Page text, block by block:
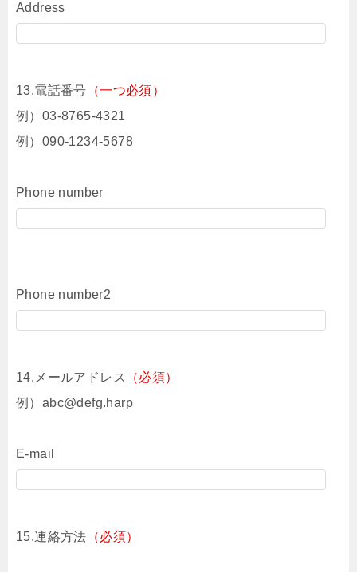
Address
13.電話番号 （一つ必須）
例）03-8765-4321
例）090-1234-5678
Phone number
Phone number2
14.メールアドレス
（必須）
例）abc@defg.harp
E-mail
15.連絡方法 （必須）